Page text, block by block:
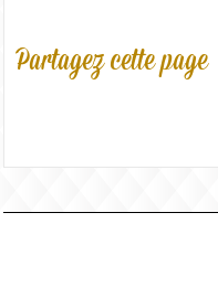
Partagez cette page